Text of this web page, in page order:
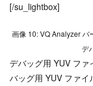
[/su_lightbox]
画像 10: VQ Analyzer バ
デ
デバッグ用 YUV フ
バッグ用 YUV ファ